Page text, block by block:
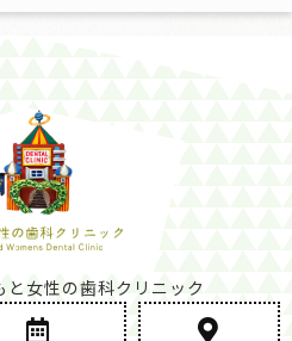
女性の歯科クリニック